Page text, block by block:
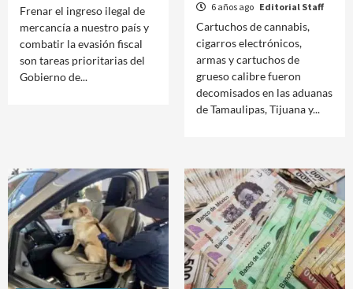
Frenar el ingreso ilegal de
mercancía a nuestro país y
combatir la evasión fiscal
son tareas prioritarias del
Gobierno de...
6 años ago Editorial Staff
Cartuchos de cannabis,
cigarros electrónicos,
armas y cartuchos de
grueso calibre fueron
decomisados en las aduanas
de Tamaulipas, Tijuana y...